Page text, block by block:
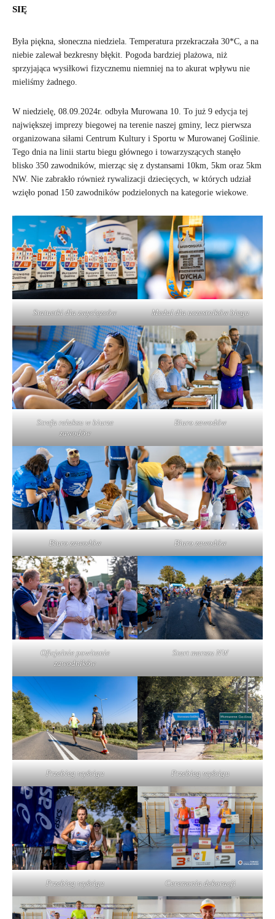
SIĘ
Była piękna, słoneczna niedziela. Temperatura przekraczała 30*C, a na
niebie zalewał bezkresny błękit. Pogoda bardziej plażowa, niż
sprzyjająca wysiłkowi fizycznemu niemniej na to akurat wpływu nie
mieliśmy żadnego.
W niedzielę, 08.09.2024r. odbyła Murowana 10. To już 9 edycja tej
największej imprezy biegowej na terenie naszej gminy, lecz pierwsza
organizowana siłami Centrum Kultury i Sportu w Murowanej Goślinie.
Tego dnia na linii startu biegu głównego i towarzyszących stanęło
blisko 350 zawodników, mierząc się z dystansami 10km, 5km oraz 5km
NW. Nie zabrakło również rywalizacji dziecięcych, w których udział
wzięło ponad 150 zawodników podzielonych na kategorie wiekowe.
Statuetki dla zwycięzców Medal dla uczestników biegu
Strefa relaksu w biurze
zawodów
Biuro zawodów
Biuro zawodów Biuro zawodów
Oficjalnie powitanie
zawodników
Start marszu NW
Przebieg wyścigu Przebieg wyścigu
Przebieg wyścigu Ceremonia dekoracji